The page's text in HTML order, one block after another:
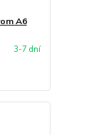
A6
3-7 dní